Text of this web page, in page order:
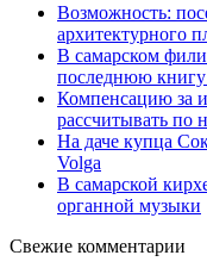
Возможность:
архитектурного
В самарском
последнюю
Компенсацию за
рассчитывать по
На даче купца
Volga
В самарской
органной музыки
Свежие комментарии